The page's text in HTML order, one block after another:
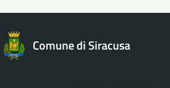
Comune di Siracusa